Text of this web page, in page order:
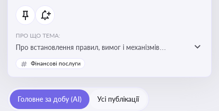
ПРО ЩО ТЕМА:
Про встановлення правил, вимог і механізмів
контролю за використанням, обігом та
оподаткуванням віртуальних активів, таких як
Фінансові послуги
Головне за добу (AI) Усі публікації